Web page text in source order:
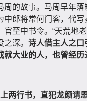
周的故事。马周早年
中郎将常何门客，代写
官至中书令。“天荒地
之深。 诗人借主人之
就大业的人，也曾经历
两行书，直犯龙颜请